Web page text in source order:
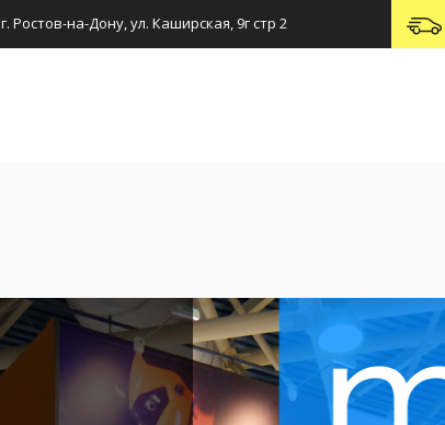
г. Ростов-на-Дону, ул. Каширская, 9г стр 2